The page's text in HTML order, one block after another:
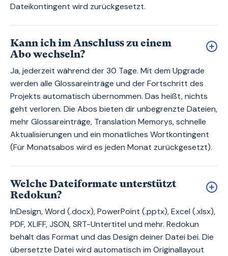
Dateikontingent wird zurückgesetzt.
Kann ich im Anschluss zu einem
Abo wechseln?
Ja, jederzeit während der 30 Tage. Mit dem Upgrade
werden alle Glossareinträge und der Fortschritt des
Projekts automatisch übernommen. Das heißt, nichts
geht verloren. Die Abos bieten dir unbegrenzte Dateien,
mehr Glossareinträge, Translation Memorys, schnelle
Aktualisierungen und ein monatliches Wortkontingent
(Für Monatsabos wird es jeden Monat zurückgesetzt).
Welche Dateiformate unterstützt
Redokun?
InDesign, Word (.docx), PowerPoint (.pptx), Excel (.xlsx),
PDF, XLIFF, JSON, SRT-Untertitel und mehr. Redokun
behält das Format und das Design deiner Datei bei. Die
übersetzte Datei wird automatisch im Originallayout